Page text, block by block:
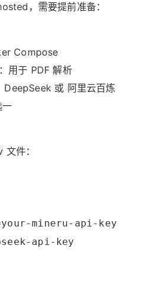
，需要提前准备：
Compose
用于 PDF 解析
DeepSeek 或 阿里云百炼
文件：
mineru-api-key
api-key